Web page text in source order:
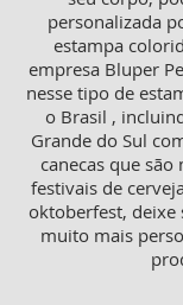
personalizada
estampa
empresa Bluper
nesse tipo de
o Brasil ,
Grande do Sul
canecas que
festivais de
oktoberfest, deixe
muito mais